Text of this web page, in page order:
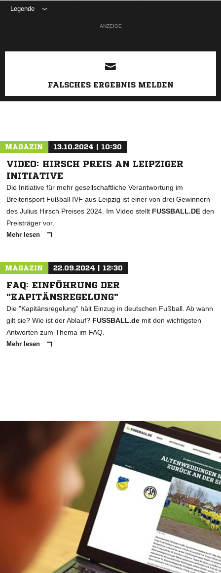
Legende
ANZEIGE
FALSCHES ERGEBNIS MELDEN
MAGAZIN 13.10.2024 | 10:30
VIDEO: HIRSCH PREIS AN LEIPZIGER
INITIATIVE
Die Initiative für mehr gesellschaftliche Verantwortung im
Breitensport Fußball IVF aus Leipzig ist einer von drei Gewinnern
des Julius Hirsch Preises 2024. Im Video stellt FUSSBALL.DE den
Preisträger vor.
Mehr lesen
MAGAZIN 22.09.2024 | 12:30
FAQ: EINFÜHRUNG DER
"KAPITÄNSREGELUNG"
Die "Kapitänsregelung" hält Einzug in deutschen Fußball. Ab wann
gilt sie? Wie ist der Ablauf? FUSSBALL.de mit den wichtigsten
Antworten zum Thema im FAQ.
Mehr lesen